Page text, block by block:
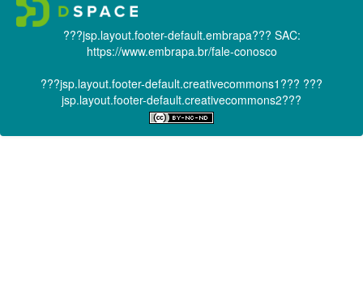
???jsp.layout.footer-default.embrapa??? SAC:
https://www.embrapa.br/fale-conosco
???jsp.layout.footer-default.creativecommons1??? ???
jsp.layout.footer-default.creativecommons2???